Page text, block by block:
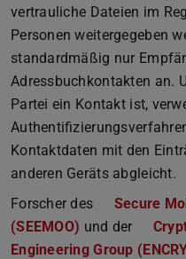
vertrauliche Dateien im
Personen weitergegeben
standardmäßig nur
Adressbuchkontakten an.
Partei ein Kontakt ist,
Kontaktdaten mit den
anderen Geräts abgleicht.
Forscher des
Secure
(SEEMOO) und der
Engineering Group